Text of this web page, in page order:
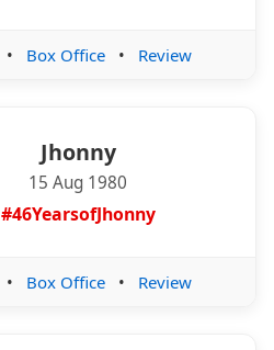
• Box Office • Review
Jhonny
15 Aug 1980
#46YearsofJhonny
• Box Office • Review